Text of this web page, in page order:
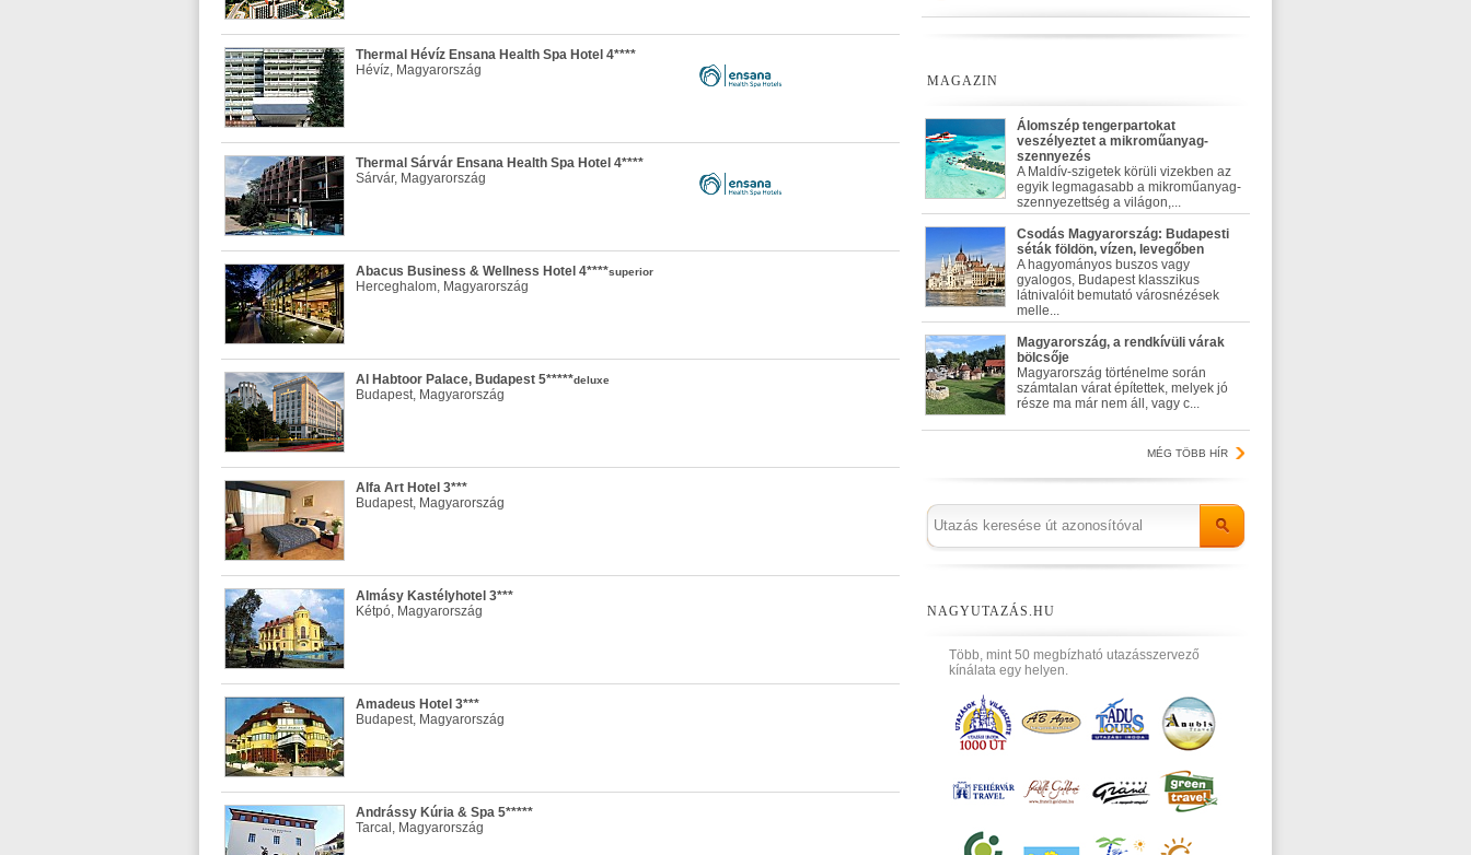
Thermal Hévíz Ensana Health Spa Hotel 4****
Hévíz, Magyarország
Thermal Sárvár Ensana Health Spa Hotel 4****
Sárvár, Magyarország
Abacus Business & Wellness Hotel 4****superior
Herceghalom, Magyarország
Al Habtoor Palace, Budapest 5*****deluxe
Budapest, Magyarország
Alfa Art Hotel 3***
Budapest, Magyarország
Almásy Kastélyhotel 3***
Kétpó, Magyarország
Amadeus Hotel 3***
Budapest, Magyarország
Andrássy Kúria & Spa 5*****
Tarcal, Magyarország
MAGAZIN
Álomszép tengerpartokat
veszélyeztet a mikroműanyag-
szennyezés
A Maldív-szigetek körüli vizekben az
egyik legmagasabb a mikroműanyag-
szennyezettség a világon,...
Csodás Magyarország: Budapesti
séták földön, vízen, levegőben
A hagyományos buszos vagy
gyalogos, Budapest klasszikus
látnivalóit bemutató városnézések
melle...
Magyarország, a rendkívüli várak
bölcsője
Magyarország történelme során
számtalan várat építettek, melyek jó
része ma már nem áll, vagy c...
MÉG TÖBB HÍR
NAGYUTAZÁS.HU
Több, mint 50 megbízható utazásszervező
kínálata egy helyen.